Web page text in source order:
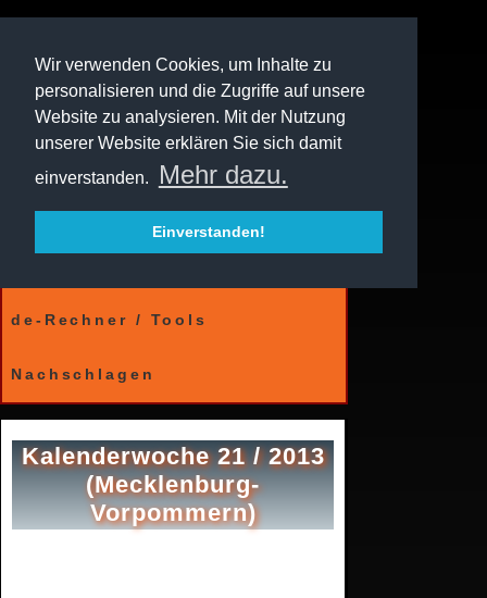
Wir verwenden Cookies, um Inhalte zu
personalisieren und die Zugriffe auf unsere
Website zu analysieren. Mit der Nutzung
unserer Website erklären Sie sich damit
einverstanden.
Mehr dazu.
Einverstanden!
de-Rechner / Tools
Nachschlagen
Kalenderwoche 21 / 2013
(Mecklenburg-
Vorpommern)